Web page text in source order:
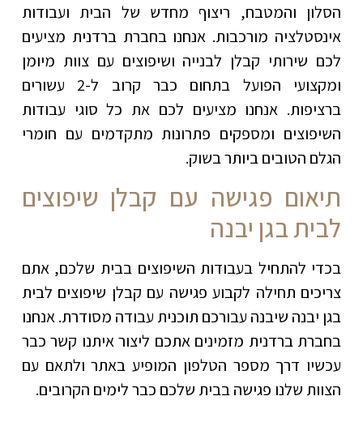
הסלון והמטבח, ריצוף מחדש של הבית ועבודות
אינסטלציה מורכבות. אנחנו בחברת ברדנית מציעים
לכם שירותי קבלן לבנייה ושיפוצים עם צוות מיומן
ומקצועי הפועל בתחום כבר קרוב ל-2 עשורים
ברציפות. אנחנו מציעים לכם את כל סוגי עבודות
השיפוצים ומספקים פתרונות מתקדמים עם חומרי
הגלם הטובים ביותר בשוק.
תיאום פגישה עם קבלן שיפוצים
לבית בגן יבנה
בכדי להתחיל בעבודות השיפוצים בבית שלכם, אתם
צריכים תחילה לקבוע פגישה עם קבלן שיפוצים לבית
בגן יבנה שיבנה עבורכם תוכנית עבודה מסודרת. אנחנו
בחברת ברדנית מזמינים אתכם ליצור איתנו קשר כבר
עכשיו דרך מספר הטלפון המופיע באתר ולתאם עם
הצוות שלנו פגישה בבית שלכם כבר לימים הקרובים.